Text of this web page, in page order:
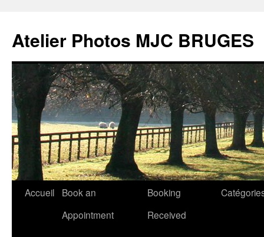
Atelier Photos MJC BRUGES
Aller
Accueil
Book an
Appointment
Booking
Received